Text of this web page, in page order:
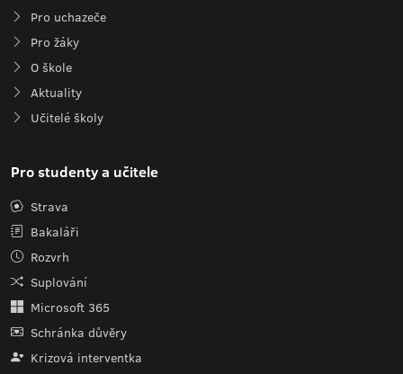
Pro uchazeče
Pro žáky
O škole
Aktuality
Učitelé školy
Pro studenty a učitele
Strava
Bakaláři
Rozvrh
Suplování
Microsoft 365
Schránka důvěry
Krizová interventka